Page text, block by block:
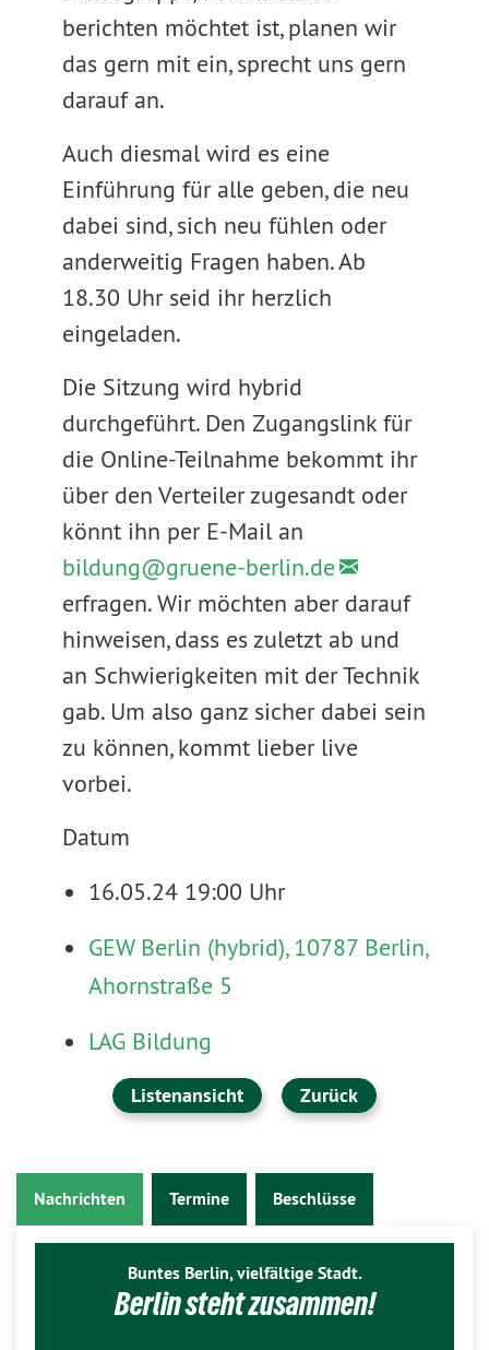
berichten möchtet ist, planen wir
das gern mit ein, sprecht uns gern
darauf an.
Auch diesmal wird es eine
Einführung für alle geben, die neu
dabei sind, sich neu fühlen oder
anderweitig Fragen haben. Ab
18.30 Uhr seid ihr herzlich
eingeladen.
Die Sitzung wird hybrid
durchgeführt. Den Zugangslink für
die Online-Teilnahme bekommt ihr
über den Verteiler zugesandt oder
könnt ihn per E-Mail an
bildung@gruene-berlin.de
erfragen. Wir möchten aber darauf
hinweisen, dass es zuletzt ab und
an Schwierigkeiten mit der Technik
gab. Um also ganz sicher dabei sein
zu können, kommt lieber live
vorbei.
Datum
16.05.24 19:00 Uhr
GEW Berlin (hybrid), 10787 Berlin,
Ahornstraße 5
LAG Bildung
Listenansicht Zurück
Nachrichten Termine Beschlüsse
Buntes Berlin, vielfältige Stadt.
Berlin steht zusammen!